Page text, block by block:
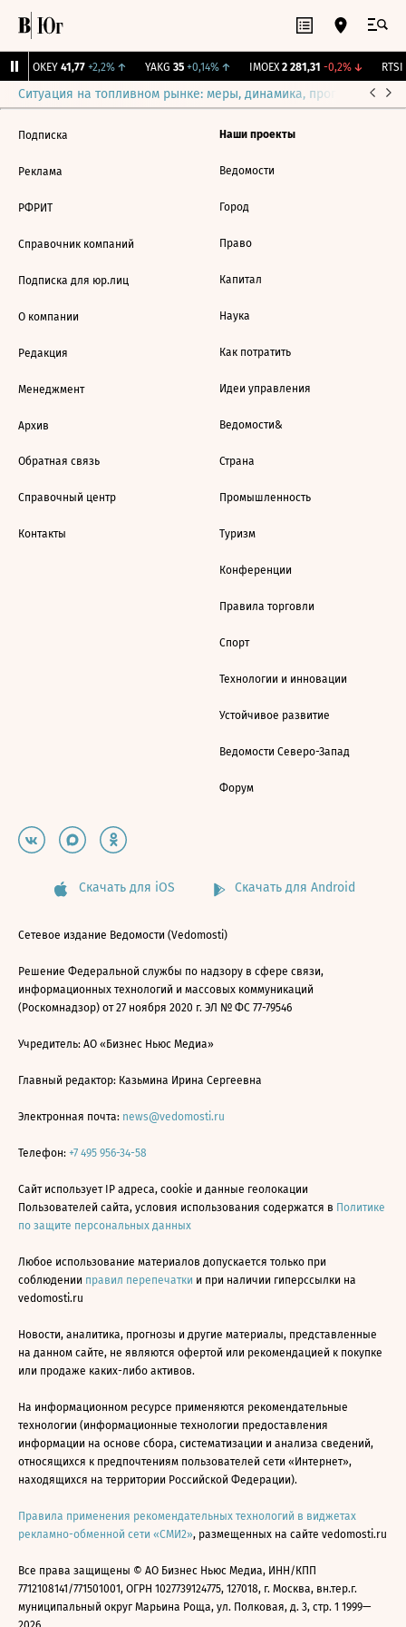
OKEY 41,77 +2,2%↑ YAKG 35 +0,14%↑ IMOEX 2 281,31 -0,2%↓ RTSI
Ситуация на топливном рынке: меры, динамика, прогнозы
Подписка
Реклама
РФРИТ
Справочник компаний
Подписка для юр.лиц
О компании
Редакция
Менеджмент
Архив
Обратная связь
Справочный центр
Контакты
Наши проекты
Ведомости
Город
Право
Капитал
Наука
Как потратить
Идеи управления
Ведомости&
Страна
Промышленность
Туризм
Конференции
Правила торговли
Спорт
Технологии и инновации
Устойчивое развитие
Ведомости Северо-Запад
Форум
Скачать для iOS Скачать для Android
Сетевое издание Ведомости (Vedomosti)
Решение Федеральной службы по надзору в сфере связи,
информационных технологий и массовых коммуникаций
(Роскомнадзор) от 27 ноября 2020 г. ЭЛ № ФС 77-79546
Учредитель: АО «Бизнес Ньюс Медиа»
Главный редактор: Казьмина Ирина Сергеевна
Электронная почта: news@vedomosti.ru
Телефон: +7 495 956-34-58
Сайт использует IP адреса, cookie и данные геолокации
Пользователей сайта, условия использования содержатся в Политике
по защите персональных данных
Любое использование материалов допускается только при
соблюдении правил перепечатки и при наличии гиперссылки на
vedomosti.ru
Новости, аналитика, прогнозы и другие материалы, представленные
на данном сайте, не являются офертой или рекомендацией к покупке
или продаже каких-либо активов.
На информационном ресурсе применяются рекомендательные
технологии (информационные технологии предоставления
информации на основе сбора, систематизации и анализа сведений,
относящихся к предпочтениям пользователей сети «Интернет»,
находящихся на территории Российской Федерации).
Правила применения рекомендательных технологий в виджетах
рекламно-обменной сети «СМИ2», размещенных на сайте vedomosti.ru
Все права защищены © АО Бизнес Ньюс Медиа, ИНН/КПП
7712108141/771501001, ОГРН 1027739124775, 127018, г. Москва, вн.тер.г.
муниципальный округ Марьина Роща, ул. Полковая, д. 3, стр. 1 1999—